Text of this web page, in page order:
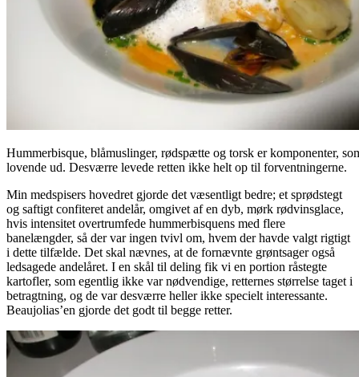
Hummerbisque, blåmuslinger, rødspætte og torsk er komponenter,
lovende ud. Desværre levede retten ikke helt op til forventningerne.
Min medspisers hovedret gjorde det væsentligt bedre; et sprødstegt
og saftigt confiteret andelår, omgivet af en dyb, mørk rødvinsglace,
hvis intensitet overtrumfede hummerbisquens med flere
banelængder, så der var ingen tvivl om, hvem der havde valgt rigtigt
i dette tilfælde. Det skal nævnes, at de fornævnte grøntsager også
ledsagede andelåret. I en skål til deling fik vi en portion råstegte
kartofler, som egentlig ikke var nødvendige, retternes størrelse taget i
betragtning, og de var desværre heller ikke specielt interessante.
Beaujolias’en gjorde det godt til begge retter.